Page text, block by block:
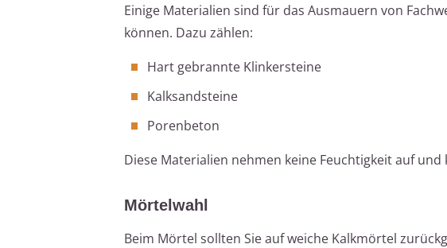
Einige Materialien sind für das Ausmauern von
können. Dazu zählen:
Hart gebrannte Klinkersteine
Kalksandsteine
Porenbeton
Diese Materialien nehmen keine Feuchtigkeit auf
Mörtelwahl
Beim Mörtel sollten Sie auf weiche Kalkmörtel